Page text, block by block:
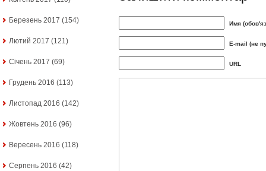
Березень 2017 (154)
Лютий 2017 (121)
Січень 2017 (69)
Грудень 2016 (113)
Листопад 2016 (142)
Жовтень 2016 (96)
Вересень 2016 (118)
Серпень 2016 (42)
Имя
E-mail (не
URL